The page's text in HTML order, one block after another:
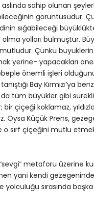
sahip olunan
görüntüsüdür.
sığabileceği
yolları bulmuştur.
Çünkü
yerine- yapacakları
önemli işleri
Bay Kırmızı’ya
da tüm büyükler gibi
çiçeği koklamaz,
Oysa Küçük Prens,
o sırf çiçeğini mutlu
metaforu üzerine
yani kendi
yolculuğu sırasında